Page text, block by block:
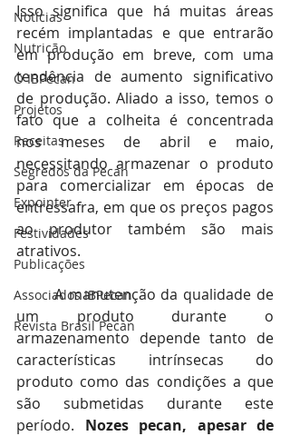
Notícias
Nutrição
O IBPecan
Projetos
Receitas
Segredos da Pecan
Expointer
Festividades
Publicações
Associados IBPecan
Revista Brasil Pecan
Isso significa que há muitas áreas
recém implantadas e que entrarão
em produção em breve, com uma
tendência de aumento significativo
de produção. Aliado a isso, temos o
fato que a colheita é concentrada
nos meses de abril e maio,
necessitando armazenar o produto
para comercializar em épocas de
entressafra, em que os preços pagos
ao produtor também são mais
atrativos.
	A manutenção da qualidade de
um produto durante o
armazenamento depende tanto de
características intrínsecas do
produto como das condições a que
são submetidas durante este
período. Nozes pecan, apesar de